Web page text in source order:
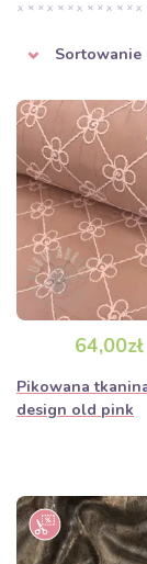
Sortowanie
Pikowana
design old pink